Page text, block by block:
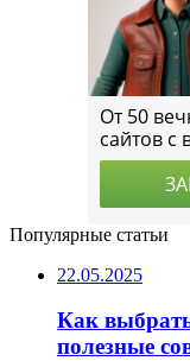
Популярные статьи
22.05.2025
Как
полезные